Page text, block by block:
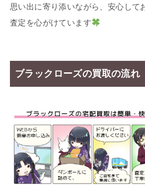
思い出に寄り添いながら、安心して
査定を心がけています
ブラックローズの買取の流れ